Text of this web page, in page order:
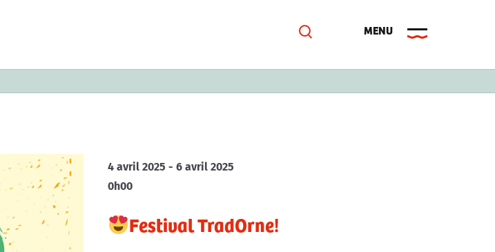
4 avril 2025 - 6 avril 2025
0h00
Festival TradOrne!